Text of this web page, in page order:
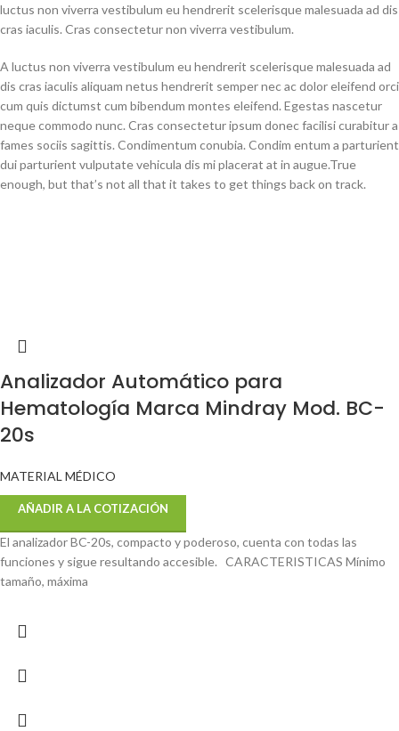
luctus non viverra vestibulum eu hendrerit scelerisque malesuada ad dis
cras iaculis. Cras consectetur non viverra vestibulum.
A luctus non viverra vestibulum eu hendrerit scelerisque malesuada ad
dis cras iaculis aliquam netus hendrerit semper nec ac dolor eleifend orci
cum quis dictumst cum bibendum montes eleifend. Egestas nascetur
neque commodo nunc. Cras consectetur ipsum donec facilisi curabitur a
fames sociis sagittis. Condimentum conubia. Condim entum a parturient
dui parturient vulputate vehicula dis mi placerat at in augue.True
enough, but that’s not all that it takes to get things back on track.
Analizador Automático para
Hematología Marca Mindray Mod. BC-
20s
MATERIAL MÉDICO
AÑADIR A LA COTIZACIÓN
El analizador BC-20s, compacto y poderoso, cuenta con todas las
funciones y sigue resultando accesible. CARACTERISTICAS Mínimo
tamaño, máxima